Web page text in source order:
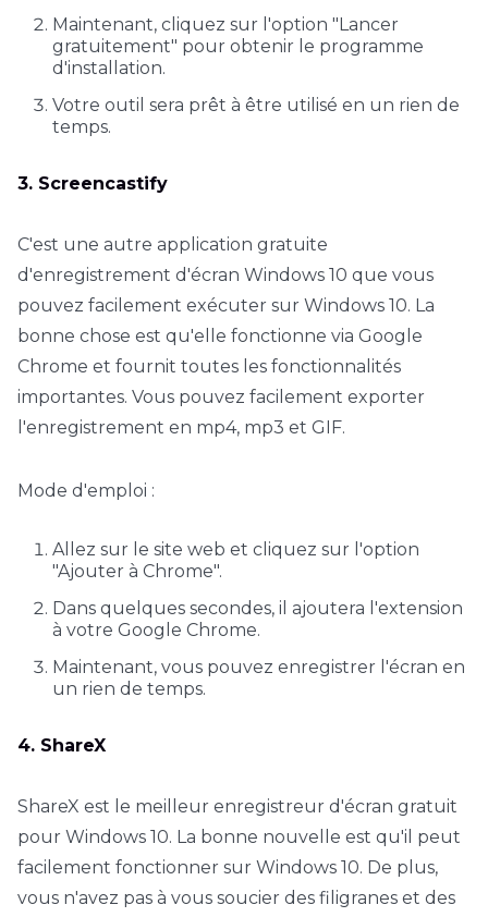
Maintenant, cliquez sur l'option "Lancer
gratuitement" pour obtenir le programme
d'installation.
Votre outil sera prêt à être utilisé en un rien de
temps.
3. Screencastify
C'est une autre application gratuite
d'enregistrement d'écran Windows 10 que vous
pouvez facilement exécuter sur Windows 10. La
bonne chose est qu'elle fonctionne via Google
Chrome et fournit toutes les fonctionnalités
importantes. Vous pouvez facilement exporter
l'enregistrement en mp4, mp3 et GIF.
Mode d'emploi :
Allez sur le site web et cliquez sur l'option
"Ajouter à Chrome".
Dans quelques secondes, il ajoutera l'extension
à votre Google Chrome.
Maintenant, vous pouvez enregistrer l'écran en
un rien de temps.
4. ShareX
ShareX est le meilleur enregistreur d'écran gratuit
pour Windows 10. La bonne nouvelle est qu'il peut
facilement fonctionner sur Windows 10. De plus,
vous n'avez pas à vous soucier des filigranes et des